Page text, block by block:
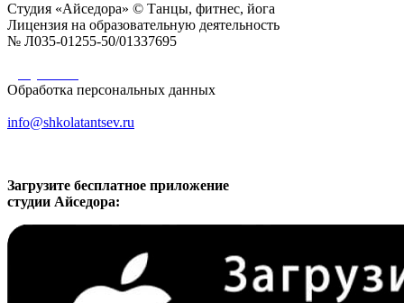
Студия «Айседора» © Танцы, фитнес, йога
Лицензия на образовательную деятельность
№ Л035-01255-50/01337695
Обработка персональных данных
info@shkolatantsev.ru
Загрузите бесплатное приложение
студии Айседора: